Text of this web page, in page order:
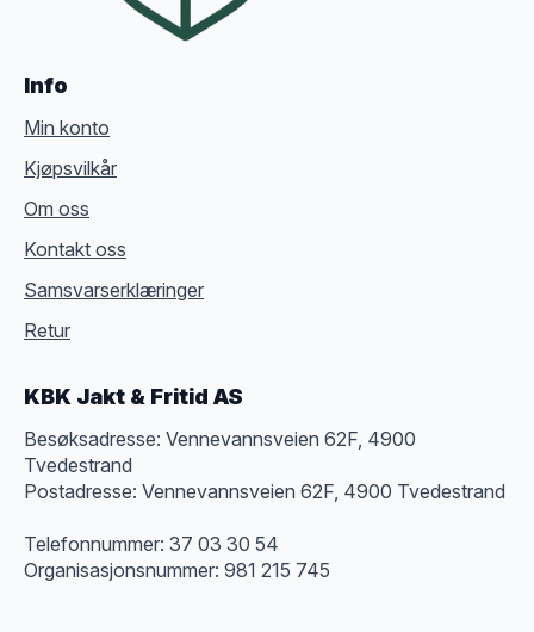
Info
Min konto
Kjøpsvilkår
Om oss
Kontakt oss
Samsvarserklæringer
Retur
KBK Jakt & Fritid AS
Besøksadresse: Vennevannsveien 62F, 4900
Tvedestrand
Postadresse: Vennevannsveien 62F, 4900 Tvedestrand
Telefonnummer: 37 03 30 54
Organisasjonsnummer: 981 215 745